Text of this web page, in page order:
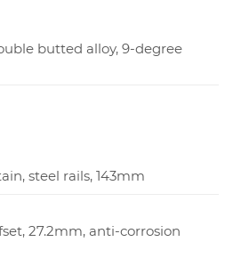
butted alloy, 9-degree
steel rails, 143mm
27.2mm, anti-corrosion